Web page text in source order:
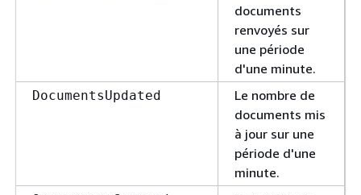
documents
renvoyés sur
une période
d'une minute.
DocumentsUpdated
Le nombre de
documents mis
à jour sur une
période d'une
minute.